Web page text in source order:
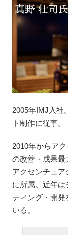
2005年IMJ入社
ト制作に従事。
2010年からア
の改善・成果最
アクセンチュ
に所属。近年
ティング・開
いる。